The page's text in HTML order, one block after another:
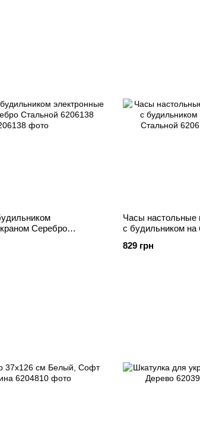
Серебро
Часы настольные
с будильником
829 грн